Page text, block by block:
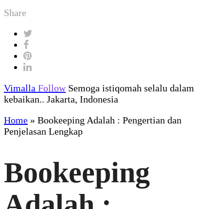
Share
Vimalla Follow Semoga istiqomah selalu dalam
kebaikan.. Jakarta, Indonesia
Home » Bookeeping Adalah : Pengertian dan
Penjelasan Lengkap
Bookeeping